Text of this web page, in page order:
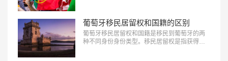
用。本文中，美福国际为您介绍一下如何计划
和预算葡萄牙移民的费用，帮助读者更好地规
划自己的移民计划。…
葡萄牙移民居留权和国籍的区别
葡萄牙移民居留权和国籍是移民到葡萄牙的两
种不同身份身份类型。移民居留权是指获得在